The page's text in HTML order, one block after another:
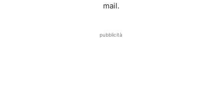
mail.
pubblicità